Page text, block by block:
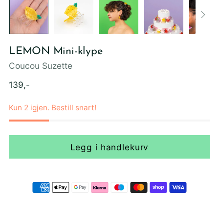
LEMON Mini-klype
Coucou Suzette
Ordinær
139,-
Kun 2 igjen. Bestill snart!
Legg i handlekurv